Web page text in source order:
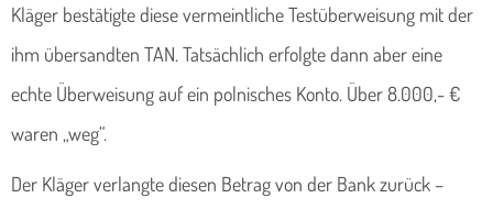
Kläger bestätigte diese vermeintliche Testüberweisung mit der
ihm übersandten TAN. Tatsächlich erfolgte dann aber eine
echte Überweisung auf ein polnisches Konto. Über 8.000,- €
waren „weg“.
Der Kläger verlangte diesen Betrag von der Bank zurück –